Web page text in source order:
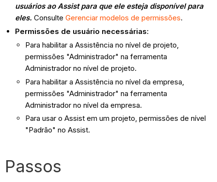
usuários ao Assist para que ele esteja disponível para
eles. ConsulteGerenciar modelos de permissões.
Permissões de usuário necessárias:
Para habilitar a Assistência no nível de projeto,
permissões "Administrador" na ferramenta
Administrador no nível de projeto.
Para habilitar a Assistência no nível da empresa,
permissões "Administrador" na ferramenta
Administrador no nível da empresa.
Para usar o Assist em um projeto, permissões de nível
"Padrão" no Assist.
Passos